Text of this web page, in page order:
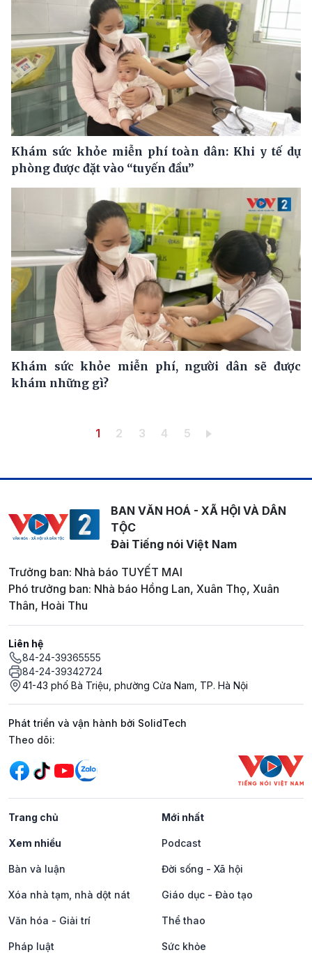
Khám sức khỏe miễn phí toàn dân: Khi y tế dự
phòng được đặt vào “tuyến đầu”
Khám sức khỏe miễn phí, người dân sẽ được
khám những gì?
Trang hiện thời
1 Trang
2 Trang
3 Trang
4 Trang
5
BAN VĂN HOÁ - XÃ HỘI VÀ DÂN
TỘC
Đài Tiếng nói Việt Nam
Trưởng ban: Nhà báo TUYẾT MAI
Phó trưởng ban: Nhà báo Hồng Lan, Xuân Thọ, Xuân
Thân, Hoài Thu
Liên hệ
84-24-39365555
84-24-39342724
41-43 phố Bà Triệu, phường Cửa Nam, TP. Hà Nội
Phát triển và vận hành bởi SolidTech
Mạng xã hội
Theo dõi:
Trang chủ Mới nhất
Xem nhiều Podcast
Bàn và luận Đời sống - Xã hội
Xóa nhà tạm, nhà dột nát Giáo dục - Đào tạo
Văn hóa - Giải trí Thể thao
Pháp luật Sức khỏe